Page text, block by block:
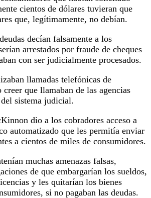
cientos de dólares tuvieran que
que, legítimamente, no debían.
decían falsamente a los
arrestados por fraude de cheques
con ser judicialmente procesados.
llamadas telefónicas de
que llamaban de las agencias
sistema judicial.
dio a los cobradores acceso a
automatizado que les permitía enviar
a cientos de miles de consumidores.
muchas amenazas falsas,
de que embargarían los sueldos,
y les quitarían los bienes
si no pagaban las deudas.